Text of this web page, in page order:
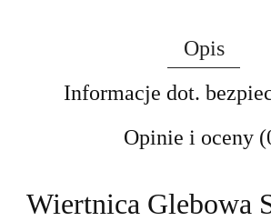
Opis
Informacje dot.
Opinie i oceny
Wiertnica Glebowa